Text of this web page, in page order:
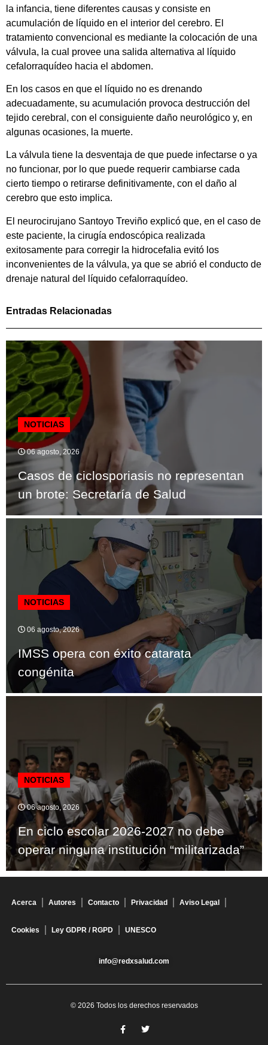
la infancia, tiene diferentes causas y consiste en
acumulación de líquido en el interior del cerebro. El
tratamiento convencional es mediante la colocación de una
válvula, la cual provee una salida alternativa al líquido
cefalorraquídeo hacia el abdomen.
En los casos en que el líquido no es drenando
adecuadamente, su acumulación provoca destrucción del
tejido cerebral, con el consiguiente daño neurológico y, en
algunas ocasiones, la muerte.
La válvula tiene la desventaja de que puede infectarse o ya
no funcionar, por lo que puede requerir cambiarse cada
cierto tiempo o retirarse definitivamente, con el daño al
cerebro que esto implica.
El neurocirujano Santoyo Treviño explicó que, en el caso de
este paciente, la cirugía endoscópica realizada
exitosamente para corregir la hidrocefalia evitó los
inconvenientes de la válvula, ya que se abrió el conducto de
drenaje natural del líquido cefalorraquídeo.
Entradas Relacionadas
NOTICIAS
06 agosto, 2026
Casos de ciclosporiasis no representan
un brote: Secretaría de Salud
NOTICIAS
06 agosto, 2026
IMSS opera con éxito catarata
congénita
NOTICIAS
06 agosto, 2026
En ciclo escolar 2026-2027 no debe
operar ninguna institución “militarizada”
Acerca Autores Contacto Privacidad Aviso Legal
Cookies Ley GDPR / RGPD UNESCO
info@redxsalud.com
© 2026 Todos los derechos reservados